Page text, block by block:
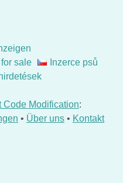
sale
Inzerce psů
Code Modification:
• Über uns • Kontakt